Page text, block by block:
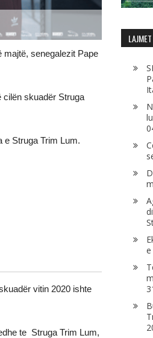
majtë, senegalezit Pape
cilën skuadër Struga
e Struga Trim Lum.
vitin 2020 ishte
te Struga Trim Lum,
e